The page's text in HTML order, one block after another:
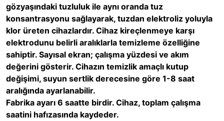
gözyaşındaki tuzluluk ile aynı oranda tuz
konsantrasyonu sağlayarak, tuzdan elektroliz yoluyla
klor üreten cihazlardır. Cihaz kireçlenmeye karşı
elektrodunu belirli aralıklarla temizleme özelliğine
sahiptir. Sayısal ekran; çalışma yüzdesi ve akım
değerini gösterir. Cihazın temizlik amaçlı kutup
değişimi, suyun sertlik derecesine göre 1-8 saat
aralığında ayarlanabilir.
Fabrika ayarı 6 saatte birdir. Cihaz, toplam çalışma
saatini hafızasında kaydeder.